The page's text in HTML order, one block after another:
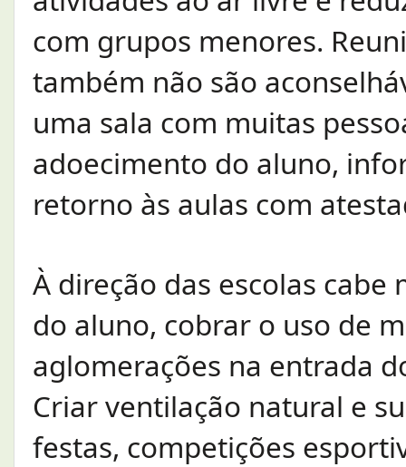
com grupos menores.
também não são
uma sala com muitas
adoecimento do aluno,
retorno às aulas com
À direção das escolas
do aluno, cobrar o uso de
aglomerações na entrada
Criar ventilação natural e
festas, competições